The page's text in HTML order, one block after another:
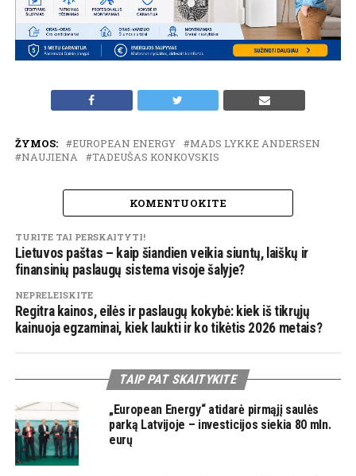
ŽYMOS: EUROPEAN ENERGY
MADS LYKKE ANDERSEN
NAUJIENA
TADEUŠAS KONKOVSKIS
KOMENTUOKITE
TURITE TAI PERSKAITYTI!
Lietuvos paštas – kaip šiandien veikia siuntų, laiškų ir
finansinių paslaugų sistema visoje šalyje?
NEPRELEISKITE
Regitra kainos, eilės ir paslaugų kokybė: kiek iš tikrųjų
kainuoja egzaminai, kiek laukti ir ko tikėtis 2026 metais?
TAIP PAT SKAITYKITE
„European Energy“ atidarė pirmąjį saulės
parką Latvijoje – investicijos siekia 80 mln.
eurų